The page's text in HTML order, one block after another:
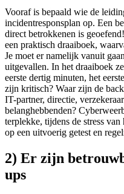
Vooraf is bepaald wie de
incidentresponsplan op. Een
direct betrokkenen is
een praktisch draaiboek,
Je moet er namelijk vanuit
uitgevallen. In het draaiboek
eerste dertig minuten, het
zijn kritisch? Waar zijn de
IT-partner, directie,
belanghebbenden?
terplekke, tijdens de stress
op een uitvoerig getest en
2) Er zijn
ups